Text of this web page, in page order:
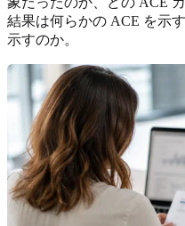
結果は何らかの ACE を示
示すのか。